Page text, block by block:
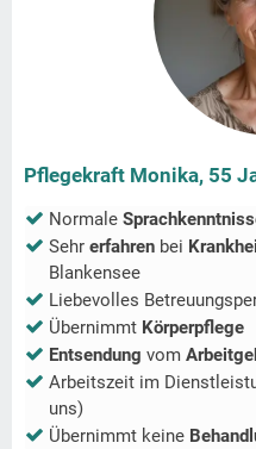
Pflegekraft Monika, 55
Normale
Sehr erfahren bei
Blankensee
Liebevolles
Übernimmt Körperpflege
Entsendung vom
Arbeitszeit im
uns)
Übernimmt keine